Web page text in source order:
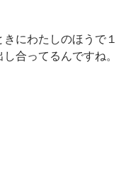
にわたしのほうで１
合ってるんですね。